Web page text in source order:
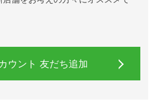
ウント 友だち追加